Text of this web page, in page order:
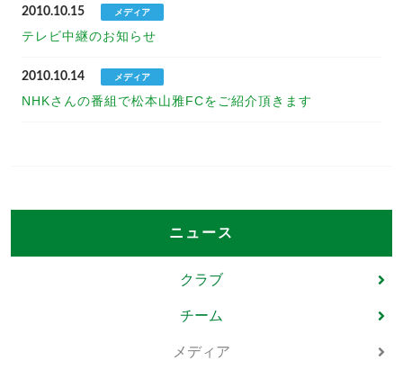
2010.10.15 メディア
テレビ中継のお知らせ
2010.10.14 メディア
NHKさんの番組で松本山雅FCをご紹介頂きます
ニュース
クラブ
チーム
メディア